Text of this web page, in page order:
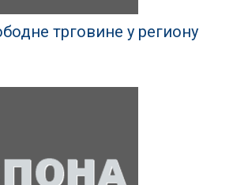
трговине у региону